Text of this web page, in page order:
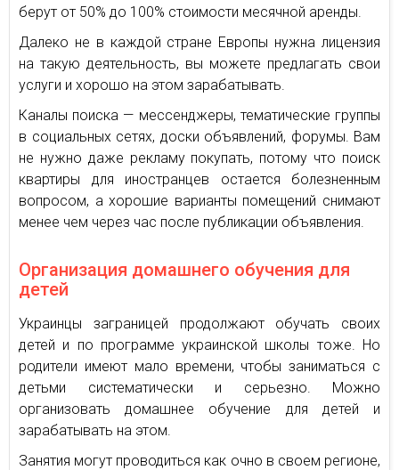
берут от 50% до 100% стоимости месячной аренды.
Далеко не в каждой стране Европы нужна лицензия
на такую деятельность, вы можете предлагать свои
услуги и хорошо на этом зарабатывать.
Каналы поиска — мессенджеры, тематические группы
в социальных сетях, доски объявлений, форумы. Вам
не нужно даже рекламу покупать, потому что поиск
квартиры для иностранцев остается болезненным
вопросом, а хорошие варианты помещений снимают
менее чем через час после публикации объявления.
Организация домашнего обучения для
детей
Украинцы заграницей продолжают обучать своих
детей и по программе украинской школы тоже. Но
родители имеют мало времени, чтобы заниматься с
детьми систематически и серьезно. Можно
организовать домашнее обучение для детей и
зарабатывать на этом.
Занятия могут проводиться как очно в своем регионе,